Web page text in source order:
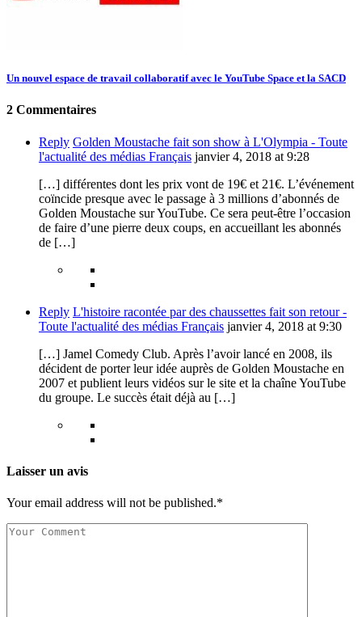
Un nouvel espace de travail collaboratif avec le YouTube Space et la SACD
2 Commentaires
Reply Golden Moustache fait son show à L'Olympia - Toute
l'actualité des médias Français janvier 4, 2018 at 9:28
[…] différentes dont les prix vont de 19€ et 21€. L’événement
coïncide presque avec le passage à 3 millions d’abonnés de
Golden Moustache sur YouTube. Ce sera peut-être l’occasion
de faire d’une pierre deux coups, en accueillant les abonnés
de […]
Reply L'histoire racontée par des chaussettes fait son retour -
Toute l'actualité des médias Français janvier 4, 2018 at 9:30
[…] Jamel Comedy Club. Après l’avoir lancé en 2008, ils
décident de porter leur idée auprès de Golden Moustache en
2007 et publient leurs vidéos sur le site et la chaîne YouTube
du groupe. Le succès était déjà au […]
Laisser un avis
Your email address will not be published.*